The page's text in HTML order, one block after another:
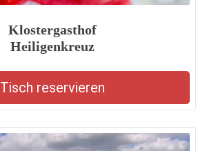
Klostergasthof
Heiligenkreuz
Tisch reservieren